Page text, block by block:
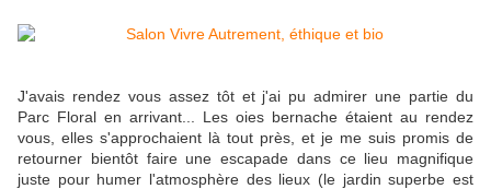
J'avais rendez vous assez tôt et j'ai pu admirer une partie du
Parc Floral en arrivant... Les oies bernache étaient au rendez
vous, elles s'approchaient là tout près, et je me suis promis de
retourner bientôt faire une escapade dans ce lieu magnifique
juste pour humer l'atmosphère des lieux (le jardin superbe est